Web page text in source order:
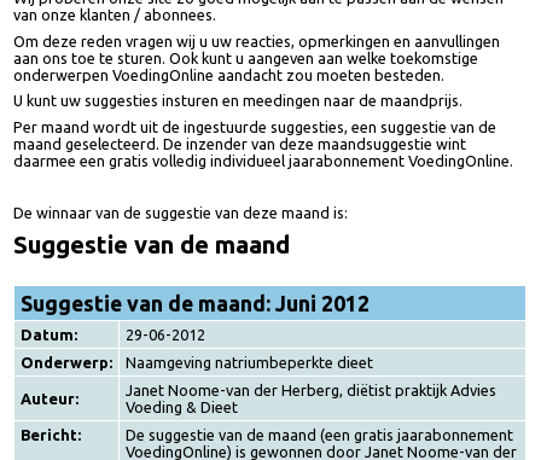
Wij proberen onze site zo goed mogelijk aan te passen aan de wensen
van onze klanten / abonnees.
Om deze reden vragen wij u uw reacties, opmerkingen en aanvullingen
aan ons toe te sturen. Ook kunt u aangeven aan welke toekomstige
onderwerpen VoedingOnline aandacht zou moeten besteden.
U kunt uw suggesties insturen en meedingen naar de maandprijs.
Per maand wordt uit de ingestuurde suggesties, een suggestie van de
maand geselecteerd. De inzender van deze maandsuggestie wint
De winnaar van de suggestie van deze maand is:
Suggestie van de maand: Juni 2012
Datum: 29-06-2012
Onderwerp: Naamgeving natriumbeperkte dieet
Auteur: Janet Noome-van der Herberg, diëtist praktijk Advies
Voeding & Dieet